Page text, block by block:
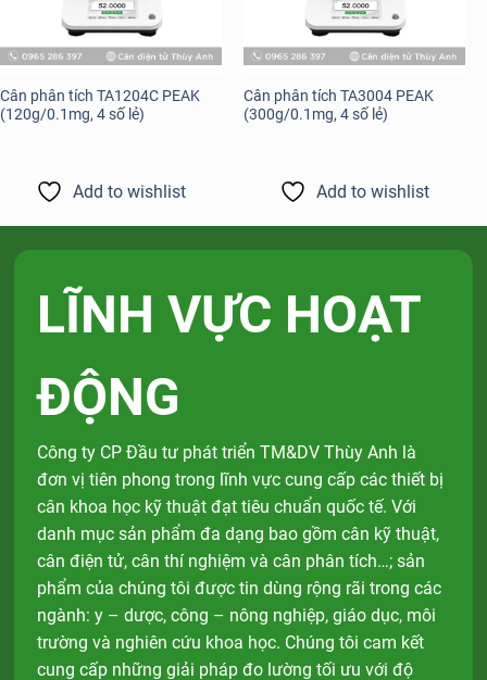
Cân phân tích TA1204C PEAK
(120g/0.1mg, 4 số lẻ)
Add to wishlist
Cân phân tích TA3004 PEAK
(300g/0.1mg, 4 số lẻ)
Add to wishlist
LĨNH VỰC HOẠT
ĐỘNG
Công ty CP Đầu tư phát triển TM&DV Thùy Anh là
đơn vị tiên phong trong lĩnh vực cung cấp các thiết bị
cân khoa học kỹ thuật đạt tiêu chuẩn quốc tế. Với
danh mục sản phẩm đa dạng bao gồm cân kỹ thuật,
cân điện tử, cân thí nghiệm và cân phân tích…; sản
phẩm của chúng tôi được tin dùng rộng rãi trong các
ngành: y – dược, công – nông nghiệp, giáo dục, môi
trường và nghiên cứu khoa học. Chúng tôi cam kết
cung cấp những giải pháp đo lường tối ưu với độ